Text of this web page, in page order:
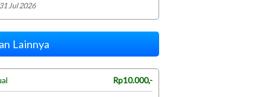
Jul 2026
Lainnya
Rp10.000,-